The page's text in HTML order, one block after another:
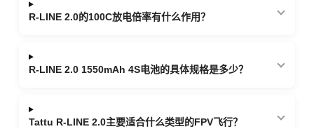
R-LINE 2.0的100C放电倍率有什么作用？
R-LINE 2.0 1550mAh 4S电池的具体规格是多少？
Tattu R-LINE 2.0主要适合什么类型的FPV飞行？